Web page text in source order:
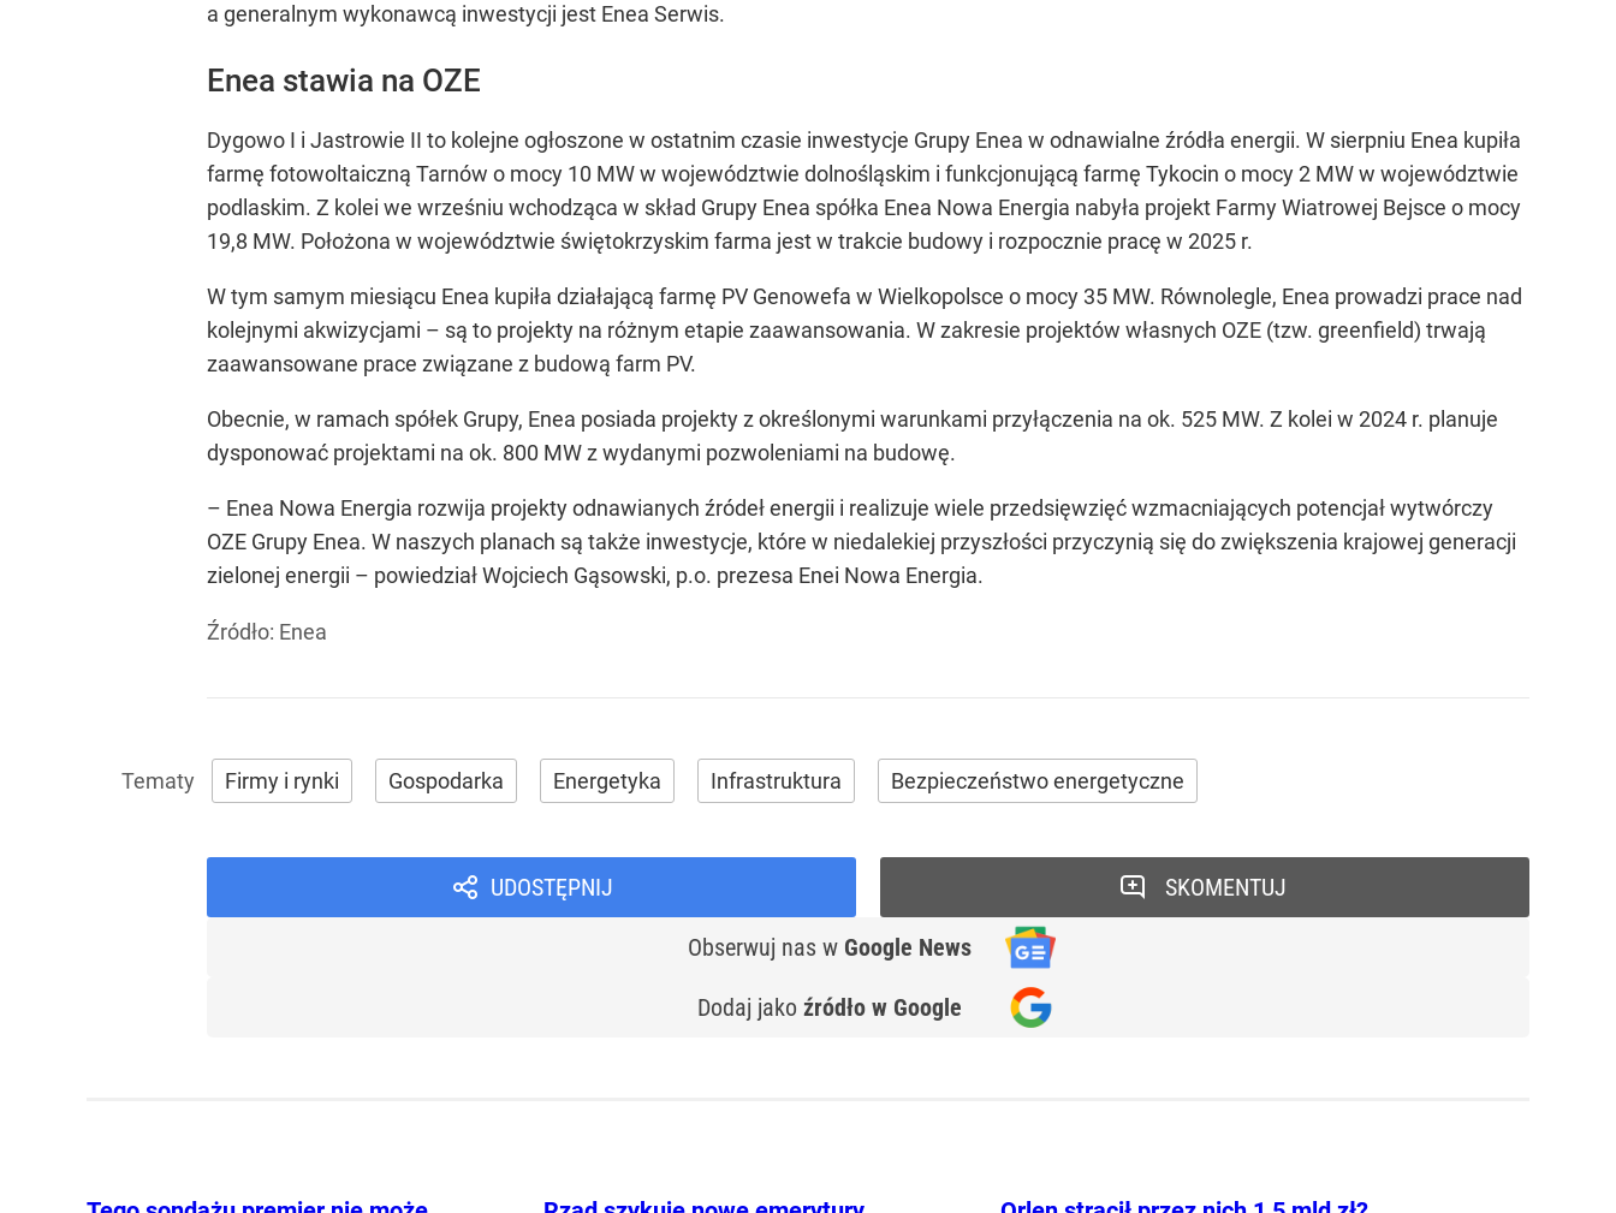
a generalnym wykonawcą inwestycji jest Enea Serwis.
Enea stawia na OZE
Dygowo I i Jastrowie II to kolejne ogłoszone w ostatnim czasie inwestycje Grupy Enea w odnawialne źródła energii. W sierpniu Enea kupiła
farmę fotowoltaiczną Tarnów o mocy 10 MW w województwie dolnośląskim i funkcjonującą farmę Tykocin o mocy 2 MW w województwie
podlaskim. Z kolei we wrześniu wchodząca w skład Grupy Enea spółka Enea Nowa Energia nabyła projekt Farmy Wiatrowej Bejsce o mocy
19,8 MW. Położona w województwie świętokrzyskim farma jest w trakcie budowy i rozpocznie pracę w 2025 r.
W tym samym miesiącu Enea kupiła działającą farmę PV Genowefa w Wielkopolsce o mocy 35 MW. Równolegle, Enea prowadzi prace nad
kolejnymi akwizycjami – są to projekty na różnym etapie zaawansowania. W zakresie projektów własnych OZE (tzw. greenfield) trwają
zaawansowane prace związane z budową farm PV.
Obecnie, w ramach spółek Grupy, Enea posiada projekty z określonymi warunkami przyłączenia na ok. 525 MW. Z kolei w 2024 r. planuje
dysponować projektami na ok. 800 MW z wydanymi pozwoleniami na budowę.
– Enea Nowa Energia rozwija projekty odnawianych źródeł energii i realizuje wiele przedsięwzięć wzmacniających potencjał wytwórczy
OZE Grupy Enea. W naszych planach są także inwestycje, które w niedalekiej przyszłości przyczynią się do zwiększenia krajowej generacji
zielonej energii – powiedział Wojciech Gąsowski, p.o. prezesa Enei Nowa Energia.
Źródło: Enea
Firmy i rynki Gospodarka Energetyka Infrastruktura Bezpieczeństwo energetyczne
UDOSTĘPNIJ
Obserwuj nas w Google News
Dodaj jako źródło w Google
SKOMENTUJ